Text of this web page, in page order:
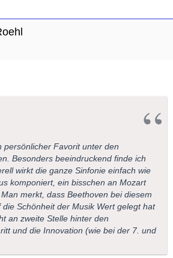
persönlicher Favorit unter den
Besonders beeindruckend finde ich
wirkt die ganze Sinfonie einfach wie
komponiert, ein bisschen an Mozart
merkt, dass Beethoven bei diesem
Schönheit der Musik Wert gelegt hat
an zweite Stelle hinter den
und die Innovation (wie bei der 7. und